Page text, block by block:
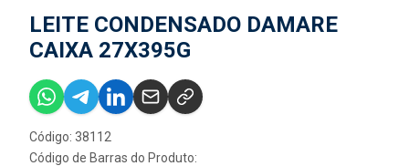
LEITE CONDENSADO DAMARE
CAIXA 27X395G
Código: 38112
Código de Barras do Produto: